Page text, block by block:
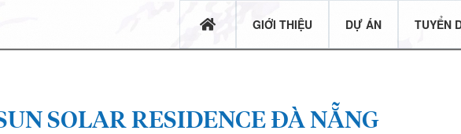
GIỚI THIỆU DỰ ÁN TUYỂN
SOLAR RESIDENCE ĐÀ NẴNG